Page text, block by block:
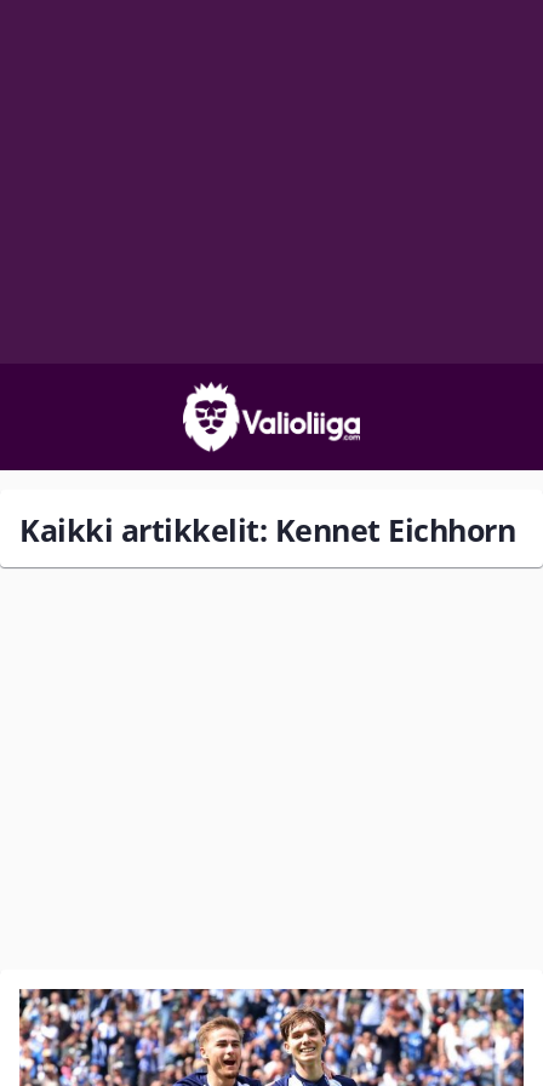
Kaikki artikkelit: Kennet Eichhorn